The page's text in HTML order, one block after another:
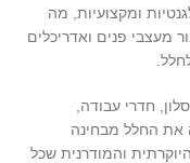
ומקצועיות, מה
מעצבי פנים ואדריכלים
חדרי עבודה,
את החלל מבחינה
והמודרנית שכל